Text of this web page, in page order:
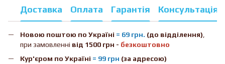
Доставка Оплата Гарантія Консультація
Новою поштою по Україні = 69 грн. (до відділення)
при замовленні від 1500 грн - безкоштовно
Кур'єром по Україні = 99 грн (за адресою)